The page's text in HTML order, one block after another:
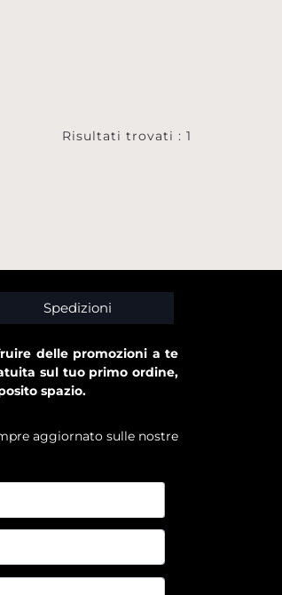
Risultati trovati : 1
Spedizioni
delle promozioni a te
sul tuo primo ordine,
spazio.
aggiornato sulle nostre